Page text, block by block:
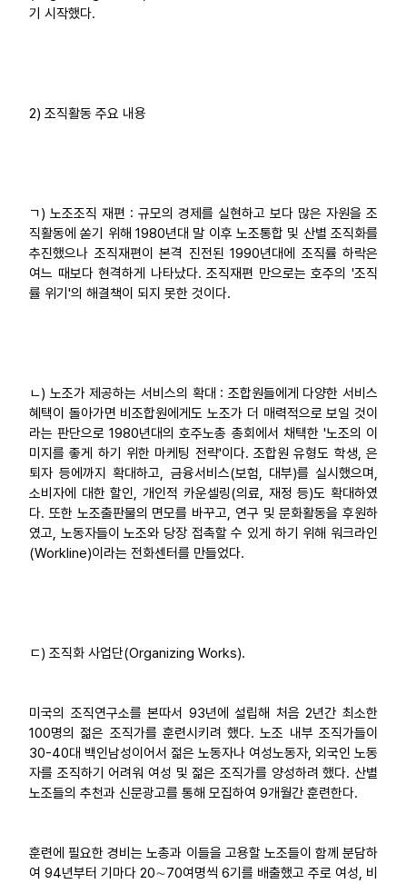
기 시작했다.
2) 조직활동 주요 내용
ㄱ) 노조조직 재편 : 규모의 경제를 실현하고 보다 많은 자원을 조
직활동에 쏟기 위해 1980년대 말 이후 노조통합 및 산별 조직화를
추진했으나 조직재편이 본격 진전된 1990년대에 조직률 하락은
여느 때보다 현격하게 나타났다. 조직재편 만으로는 호주의 '조직
률 위기'의 해결책이 되지 못한 것이다.
ㄴ) 노조가 제공하는 서비스의 확대 : 조합원들에게 다양한 서비스
혜택이 돌아가면 비조합원에게도 노조가 더 매력적으로 보일 것이
라는 판단으로 1980년대의 호주노총 총회에서 채택한 '노조의 이
미지를 좋게 하기 위한 마케팅 전략'이다. 조합원 유형도 학생, 은
퇴자 등에까지 확대하고, 금융서비스(보험, 대부)를 실시했으며,
소비자에 대한 할인, 개인적 카운셀링(의료, 재정 등)도 확대하였
다. 또한 노조출판물의 면모를 바꾸고, 연구 및 문화활동을 후원하
였고, 노동자들이 노조와 당장 접촉할 수 있게 하기 위해 워크라인
(Workline)이라는 전화센터를 만들었다.
ㄷ) 조직화 사업단(Organizing Works).
미국의 조직연구소를 본따서 93년에 설립해 처음 2년간 최소한
100명의 젊은 조직가를 훈련시키려 했다. 노조 내부 조직가들이
30-40대 백인남성이어서 젊은 노동자나 여성노동자, 외국인 노동
자를 조직하기 어려워 여성 및 젊은 조직가를 양성하려 했다. 산별
노조들의 추천과 신문광고를 통해 모집하여 9개월간 훈련한다.
훈련에 필요한 경비는 노총과 이들을 고용할 노조들이 함께 분담하
여 94년부터 기마다 20∼70여명씩 6기를 배출했고 주로 여성, 비